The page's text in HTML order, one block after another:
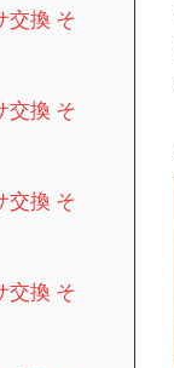
交換 そ
交換 そ
交換 そ
交換 そ